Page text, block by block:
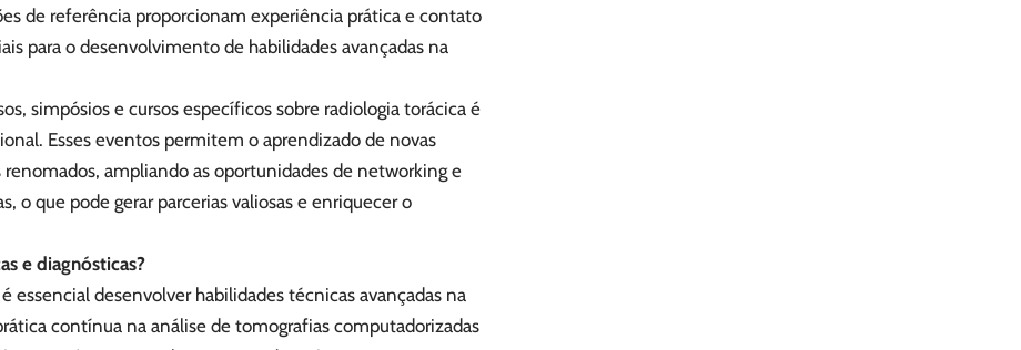
de referência proporcionam experiência prática e contato
para o desenvolvimento de habilidades avançadas na
simpósios e cursos específicos sobre radiologia torácica é
Esses eventos permitem o aprendizado de novas
ampliando as oportunidades de networking e
o que pode gerar parcerias valiosas e enriquecer o
e diagnósticas?
essencial desenvolver habilidades técnicas avançadas na
contínua na análise de tomografias computadorizadas